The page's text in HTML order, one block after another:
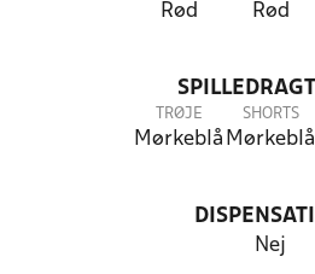
Rød Rød
TRØJE
Mørkeblå
SHORTS
Mørkeblå
Nej